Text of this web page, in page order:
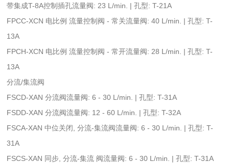
带集成T-8A控制插孔流量阀: 23 L/min. | 孔型: T-21A
FPCC-XCN 电比例 流量控制阀 - 常关流量阀: 40 L/min. | 孔型: T-
13A
FPCH-XCN 电比例 流量控制阀 - 常开流量阀: 28 L/min. | 孔型: T-
13A
分流/集流阀
FSCD-XAN 分流阀流量阀: 6 - 30 L/min. | 孔型: T-31A
FSDD-XAN 分流阀流量阀: 12 - 60 L/min. | 孔型: T-32A
FSCA-XAN 中位关闭, 分流-集流阀流量阀: 6 - 30 L/min. | 孔型: T-
31A
FSCS-XAN 同步, 分流-集流 阀流量阀: 6 - 30 L/min. | 孔型: T-31A